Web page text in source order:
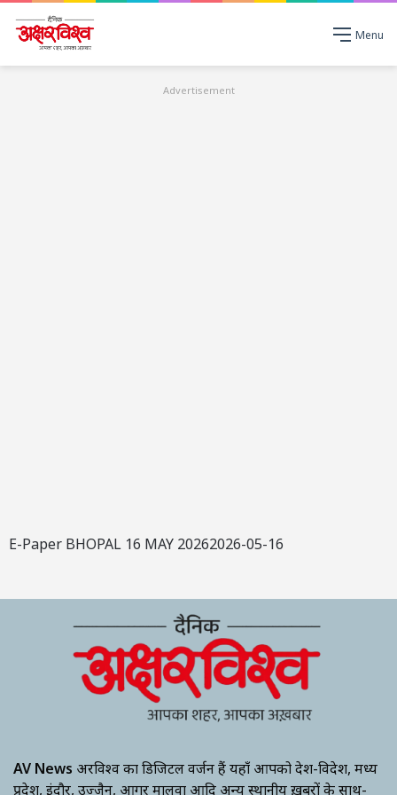
Menu
Advertisement
E-Paper BHOPAL 16 MAY 20262026-05-16
AV News अक्षरविश्व का डिजिटल वर्जन हैं यहाँ आपको देश-विदेश, मध्य
प्रदेश, इंदौर, उज्जैन, आगर मालवा आदि अन्य स्थानीय ख़बरों के साथ-